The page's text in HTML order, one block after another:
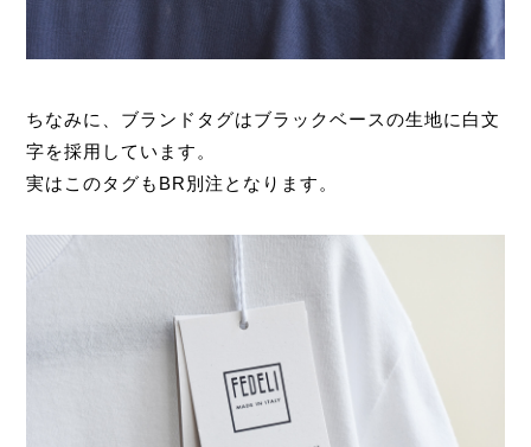
ちなみに、ブランドタグはブラックベースの生地に白文
字を採用しています。
実はこのタグもBR別注となります。